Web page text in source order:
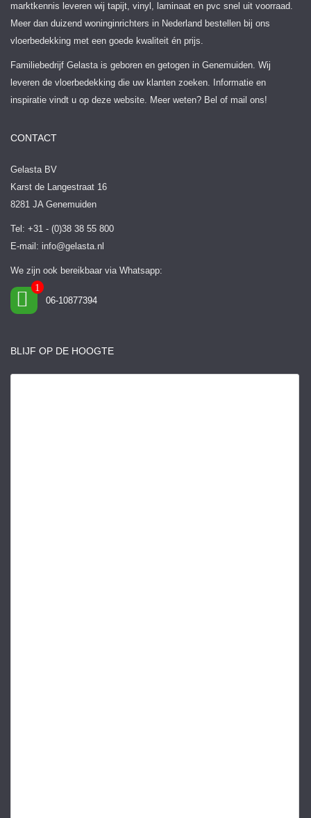
marktkennis leveren wij tapijt, vinyl, laminaat en pvc snel uit voorraad.
Meer dan duizend woninginrichters in Nederland bestellen bij ons
vloerbedekking met een goede kwaliteit én prijs.
Familiebedrijf Gelasta is geboren en getogen in Genemuiden. Wij
leveren de vloerbedekking die uw klanten zoeken. Informatie en
inspiratie vindt u op deze website. Meer weten? Bel of mail ons!
CONTACT
Gelasta BV
Karst de Langestraat 16
8281 JA Genemuiden
Tel: +31 - (0)38 38 55 800
E-mail: info@gelasta.nl
We zijn ook bereikbaar via Whatsapp:
06-10877394
BLIJF OP DE HOOGTE